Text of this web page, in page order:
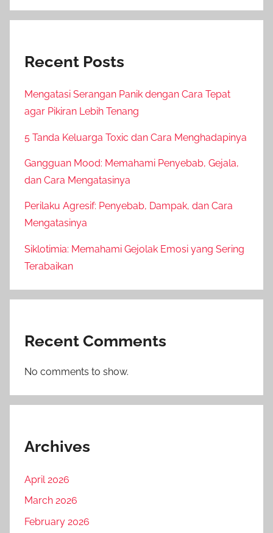
Recent Posts
Mengatasi Serangan Panik dengan Cara Tepat
agar Pikiran Lebih Tenang
5 Tanda Keluarga Toxic dan Cara Menghadapinya
Gangguan Mood: Memahami Penyebab, Gejala,
dan Cara Mengatasinya
Perilaku Agresif: Penyebab, Dampak, dan Cara
Mengatasinya
Siklotimia: Memahami Gejolak Emosi yang Sering
Terabaikan
Recent Comments
No comments to show.
Archives
April 2026
March 2026
February 2026